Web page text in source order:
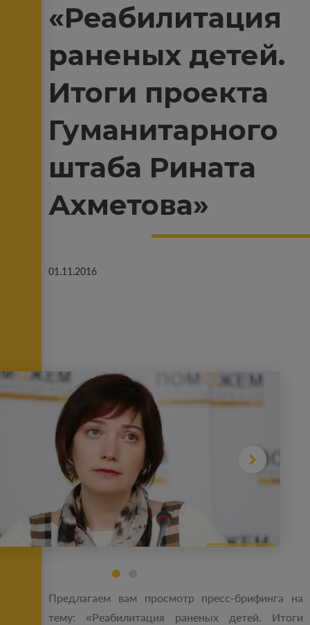
«Реабилитация
раненых детей.
Итоги проекта
Гуманитарного
штаба Рината
Ахметова»
01.11.2016
Предлагаем вам просмотр пресс-брифинга на
тему: «Реабилитация раненых детей. Итоги